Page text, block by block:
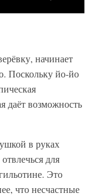
начинает
Поскольку йо-йо
даёт возможность
в руках
для
Это
что несчастные